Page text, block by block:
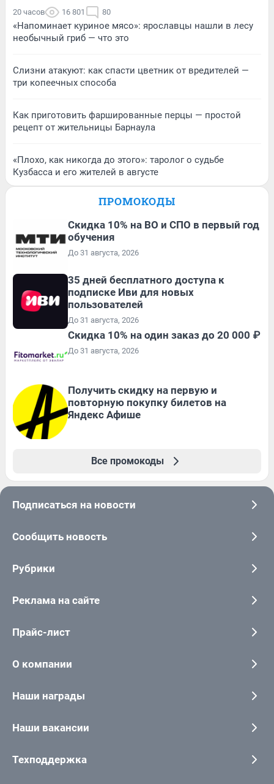
20 часов 16 801 80
«Напоминает куриное мясо»: ярославцы нашли в лесу
необычный гриб — что это
Слизни атакуют: как спасти цветник от вредителей —
три копеечных способа
Как приготовить фаршированные перцы — простой
рецепт от жительницы Барнаула
«Плохо, как никогда до этого»: таролог о судьбе
Кузбасса и его жителей в августе
ПРОМОКОДЫ
Скидка 10% на ВО и СПО в первый год
обучения
До 31 августа, 2026
35 дней бесплатного доступа к
подписке Иви для новых
пользователей
До 31 августа, 2026
Скидка 10% на один заказ до 20 000 ₽
До 31 августа, 2026
Получить скидку на первую и
повторную покупку билетов на
Яндекс Афише
Все промокоды
Подписаться на новости
Сообщить новость
Рубрики
Реклама на сайте
Прайс-лист
О компании
Наши награды
Наши вакансии
Техподдержка